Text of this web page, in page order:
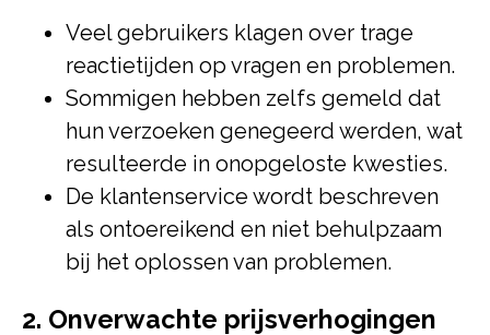
Veel gebruikers klagen over trage
reactietijden op vragen en problemen.
Sommigen hebben zelfs gemeld dat
hun verzoeken genegeerd werden, wat
resulteerde in onopgeloste kwesties.
De klantenservice wordt beschreven
als ontoereikend en niet behulpzaam
bij het oplossen van problemen.
2. Onverwachte prijsverhogingen